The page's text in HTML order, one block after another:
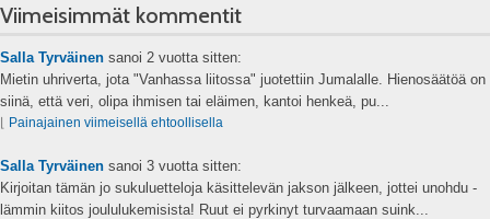
Viimeisimmät kommentit
Salla Tyrväinen sanoi 2 vuotta sitten:
Mietin uhriverta, jota "Vanhassa liitossa" juotettiin Jumalalle. Hienosäätöä on
siinä, että veri, olipa ihmisen tai eläimen, kantoi henkeä, pu...
⌊ Painajainen viimeisellä ehtoollisella
Salla Tyrväinen sanoi 3 vuotta sitten:
Kirjoitan tämän jo sukuluetteloja käsittelevän jakson jälkeen, jottei unohdu -
lämmin kiitos joululukemisista! Ruut ei pyrkinyt turvaamaan suink...